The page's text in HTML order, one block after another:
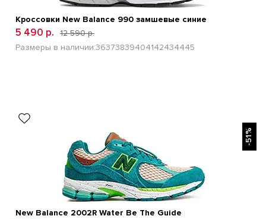
Кроссовки New Balance 990 замшевые синие
5 490 р.
12 590 р.
Размеры в наличии:36373839404142434445
-51%
New Balance 2002R Water Be The Guide